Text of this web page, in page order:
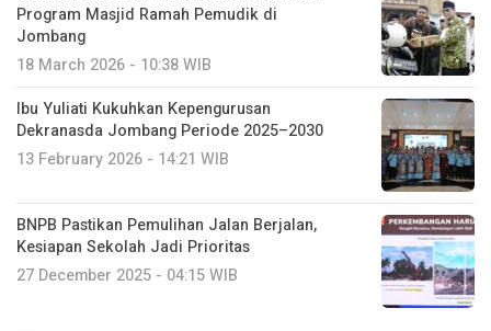
Program Masjid Ramah Pemudik di
Jombang
18 March 2026 - 10:38 WIB
Ibu Yuliati Kukuhkan Kepengurusan
Dekranasda Jombang Periode 2025–2030
13 February 2026 - 14:21 WIB
BNPB Pastikan Pemulihan Jalan Berjalan,
Kesiapan Sekolah Jadi Prioritas
27 December 2025 - 04:15 WIB